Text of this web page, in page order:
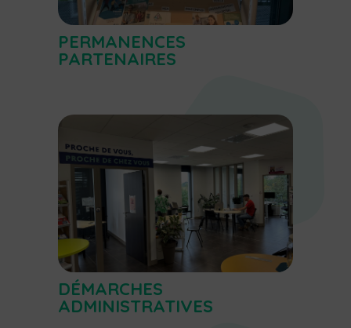
PERMANENCES
PARTENAIRES
DÉMARCHES
ADMINISTRATIVES